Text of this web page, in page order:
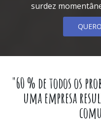
surdez
"60 % de todos os
uma empresa